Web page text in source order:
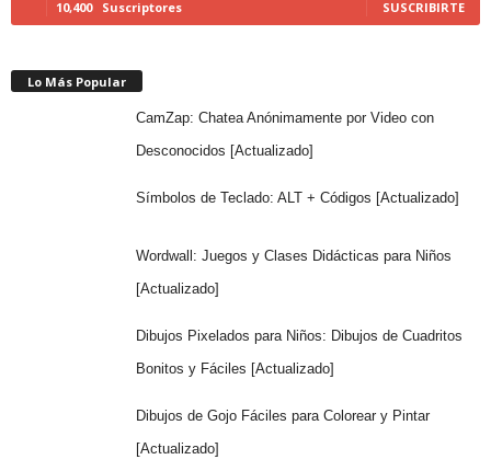
10,400 Suscriptores SUSCRIBIRTE
Lo Más Popular
CamZap: Chatea Anónimamente por Video con
Desconocidos [Actualizado]
Símbolos de Teclado: ALT + Códigos [Actualizado]
Wordwall: Juegos y Clases Didácticas para Niños
[Actualizado]
Dibujos Pixelados para Niños: Dibujos de Cuadritos
Bonitos y Fáciles [Actualizado]
Dibujos de Gojo Fáciles para Colorear y Pintar
[Actualizado]